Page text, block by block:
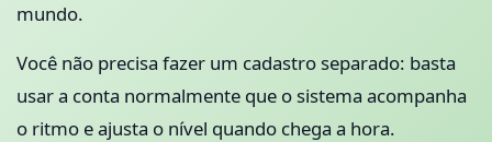
mundo.
Você não precisa fazer um cadastro separado: basta
usar a conta normalmente que o sistema acompanha
o ritmo e ajusta o nível quando chega a hora.